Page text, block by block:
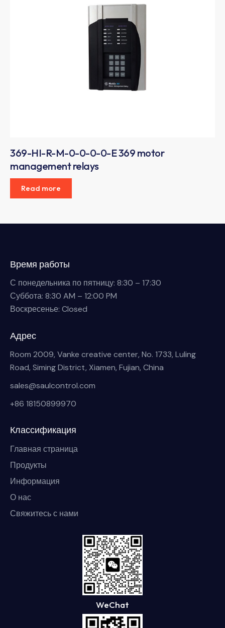
369-HI-R-M-0-0-0-0-E 369 motor
management relays
Read more
Время работы
С понедельника по пятницу: 8:30 – 17:30
Суббота: 8:30 AM – 12:00 PM
Воскресенье: Closed
Адрес
Room 2009, Vanke creative center, No. 1733, Luling
Road, Siming District, Xiamen, Fujian, China
sales@saulcontrol.com
+86 18150899970
Классификация
Главная страница
Продукты
Информация
О нас
Свяжитесь с нами
WeChat